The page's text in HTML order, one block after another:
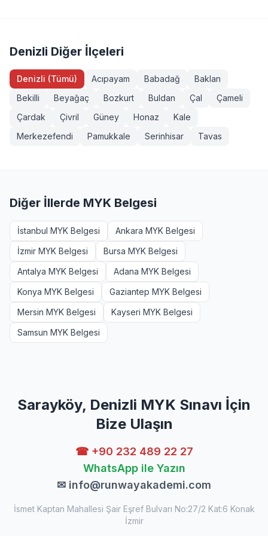
sınavlarımız MYK onaylı ve TÜRKAK akreditasyonludur.
isteyenler +90 232 489 22 27 numarasından detaylı bilgi
Denizli Diğer İlçeleri
Denizli (Tümü) Acıpayam Babadağ
Baklan
Bekilli
Beyağaç Bozkurt Buldan Çal
Çameli
Çardak
Çivril Güney Honaz
Kale
Merkezefendi
Pamukkale Serinhisar Tavas
Diğer İllerde MYK Belgesi
İstanbul MYK Belgesi
Ankara MYK Belgesi
İzmir MYK Belgesi
Bursa MYK Belgesi
Antalya MYK Belgesi
Adana MYK Belgesi
Konya MYK Belgesi
Gaziantep MYK Belgesi
Mersin MYK Belgesi
Kayseri MYK Belgesi
Samsun MYK Belgesi
Sarayköy, Denizli MYK Sınavı İçin
Bize Ulaşın
☎ +90 232 489 22 27
WhatsApp ile Yazın
✉ info@runwayakademi.com
İsmet Kaptan Mahallesi Şair Eşref Bulvarı No:27/2 Kat:6 Konak
İzmir